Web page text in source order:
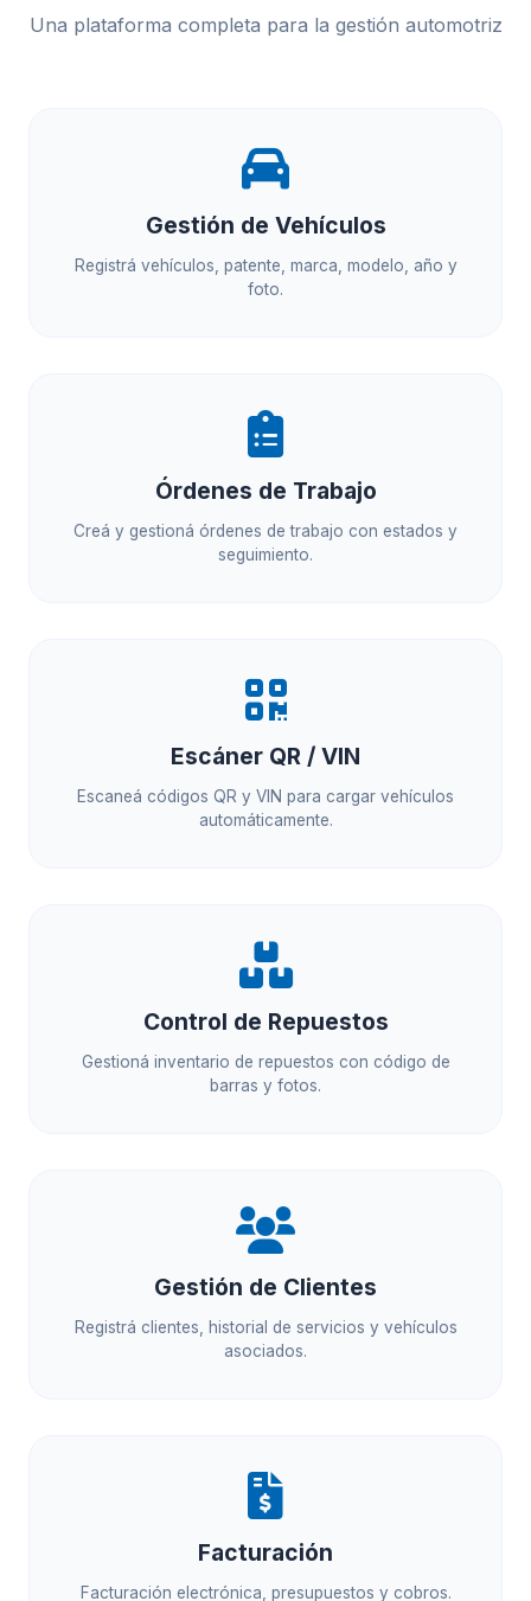
Una plataforma completa para la gestión automotriz
Gestión de Vehículos
Registrá vehículos, patente, marca, modelo, año y
foto.
Órdenes de Trabajo
Creá y gestioná órdenes de trabajo con estados y
seguimiento.
Escáner QR / VIN
Escaneá códigos QR y VIN para cargar vehículos
automáticamente.
Control de Repuestos
Gestioná inventario de repuestos con código de
barras y fotos.
Gestión de Clientes
Registrá clientes, historial de servicios y vehículos
asociados.
Facturación
Facturación electrónica, presupuestos y cobros.